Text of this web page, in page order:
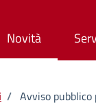
Novità
/ Avviso